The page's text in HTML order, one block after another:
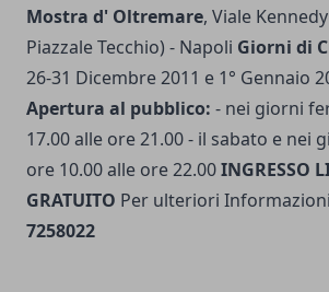
Mostra d' Oltremare, Viale
Piazzale Tecchio) - Napoli Giorni di
26-31 Dicembre 2011 e 1° Gennaio
Apertura al pubblico: - nei giorni
17.00 alle ore 21.00 - il sabato e nei
ore 10.00 alle ore 22.00INGRESSO
GRATUITO Per ulteriori
7258022